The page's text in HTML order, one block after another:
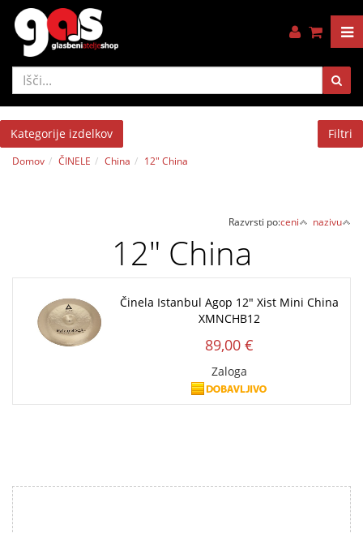
Kategorije izdelkov Filtri
Domov ČINELE China 12" China
Razvrsti po:ceni nazivu
12" China
Činela Istanbul Agop 12" Xist Mini China
XMNCHB12
89,00 €
Zaloga